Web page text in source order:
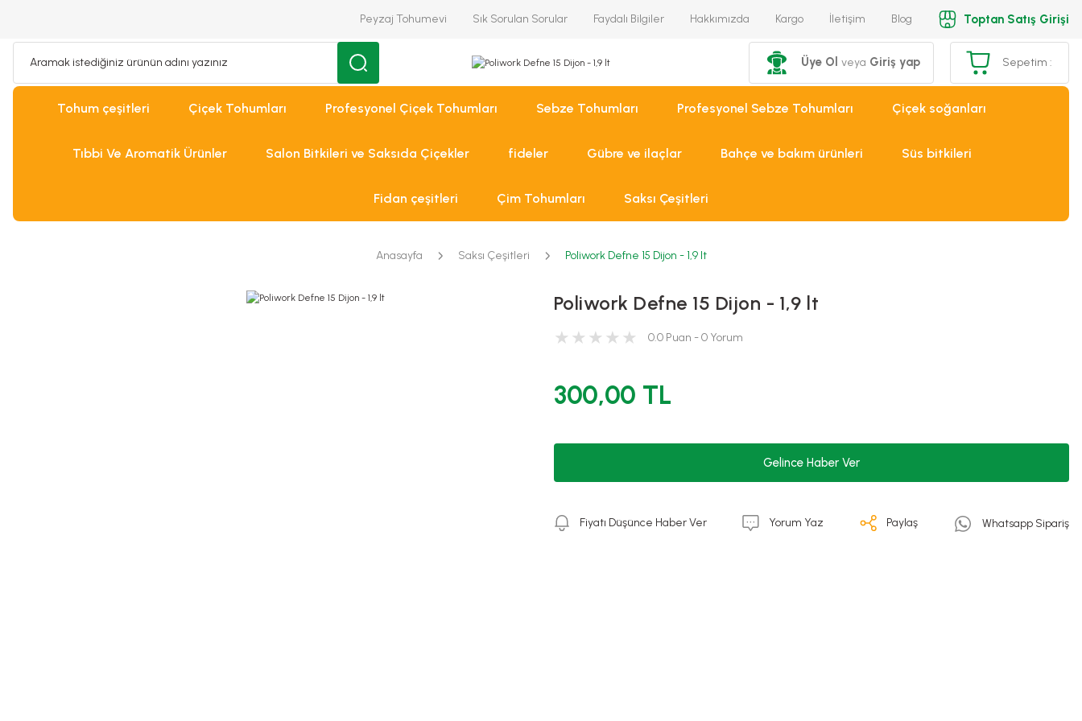
Peyzaj Tohumevi Sık Sorulan Sorular Faydalı Bilgiler Hakkımızda Kargo İletişim Blog Toptan Satış Girişi
Üye Ol veya Giriş yap Sepetim :
Tohum çeşitleri Çiçek Tohumları Profesyonel Çiçek Tohumları Sebze Tohumları Profesyonel Sebze Tohumları Çiçek soğanları
Tıbbi Ve Aromatik Ürünler Salon Bitkileri ve Saksıda Çiçekler fideler Gübre ve ilaçlar Bahçe ve bakım ürünleri Süs bitkileri
Fidan çeşitleri Çim Tohumları Saksı Çeşitleri
Anasayfa Saksı Çeşitleri Poliwork Defne 15 Dijon - 1,9 lt
Poliwork Defne 15 Dijon - 1,9 lt
0.0 Puan - 0 Yorum
300,00 TL
Gelince Haber Ver
Fiyatı Düşünce Haber Ver Yorum Yaz Paylaş Whatsapp Sipariş